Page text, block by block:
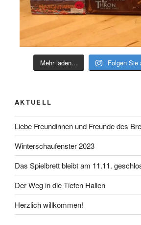
Mehr laden... Folgen Sie
AKTUELL
Liebe Freundinnen und Freunde des
Winterschaufenster 2023
Das Spielbrett bleibt am 11.11.
Der Weg in die Tiefen Hallen
Herzlich willkommen!